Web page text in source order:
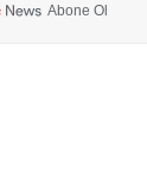
Abone Ol